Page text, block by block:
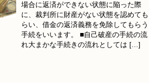
場合に返済ができない状態に陥った際
に、裁判所に財産がない状態を認めても
らい、借金の返済義務を免除してもらう
手続をいいます。 ■自己破産の手続の流
れ大まかな手続きの流れとしては […]